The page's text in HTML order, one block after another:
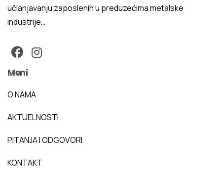
učlanjavanju zaposlenih u preduzećima metalske
industrije…
Meni
O NAMA
AKTUELNOSTI
PITANJA I ODGOVORI
KONTAKT